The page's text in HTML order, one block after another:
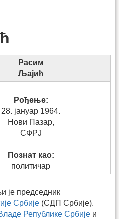
Расим
Љајић
Рођење:
28. јануар 1964.
Нови Пазар,
СФРЈ
Познат као:
политичар
је председник
Србије (СДП Србије).
Републике Србије и